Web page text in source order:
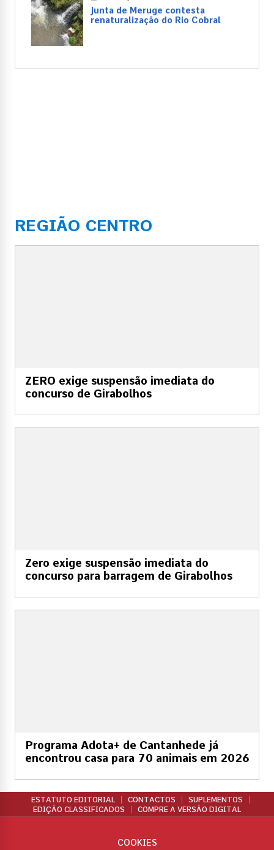
Junta de Meruge contesta
renaturalização do Rio Cobral
REGIÃO CENTRO
ZERO exige suspensão imediata do
concurso de Girabolhos
Zero exige suspensão imediata do
concurso para barragem de Girabolhos
Programa Adota+ de Cantanhede já
encontrou casa para 70 animais em 2026
ESTATUTO EDITORIAL CONTACTOS
SUPLEMENTOS
EDIÇÃO CLASSIFICADOS
COMPRE A VERSÃO DIGITAL
COOKIES